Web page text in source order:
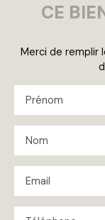
CE
Merci de remplir
Prénom
Nom
Email